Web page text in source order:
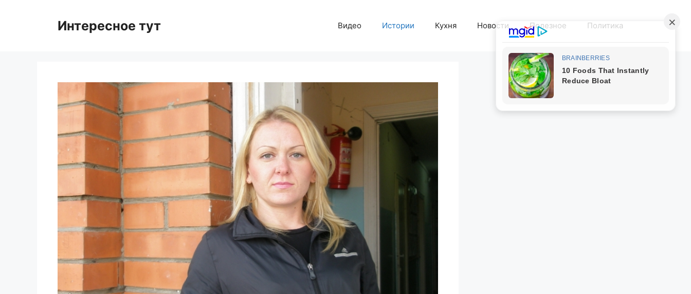
Интересное тут Видео Истории Кухня Новости Полезное Политика